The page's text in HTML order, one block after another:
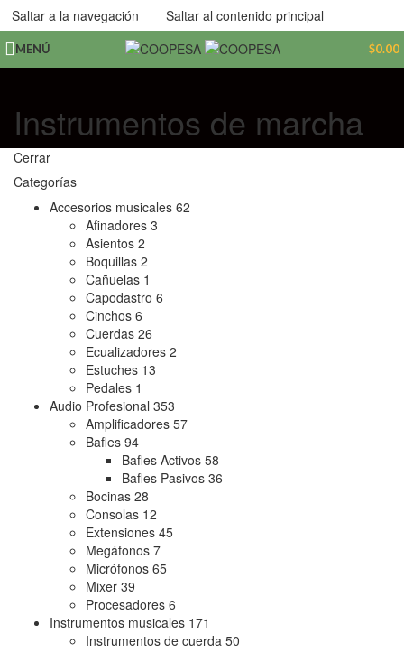
Saltar a la navegación Saltar al contenido principal
MENÚ $0.00
Instrumentos de marcha
Cerrar
Categorías
Accesorios musicales 62
Afinadores 3
Asientos 2
Boquillas 2
Cañuelas 1
Capodastro 6
Cinchos 6
Cuerdas 26
Ecualizadores 2
Estuches 13
Pedales 1
Audio Profesional 353
Amplificadores 57
Bafles 94
Bafles Activos 58
Bafles Pasivos 36
Bocinas 28
Consolas 12
Extensiones 45
Megáfonos 7
Micrófonos 65
Mixer 39
Procesadores 6
Instrumentos musicales 171
Instrumentos de cuerda 50